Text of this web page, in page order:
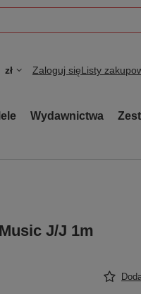
zł Zaloguj sięListy
Wydawnictwa
J/J 1m